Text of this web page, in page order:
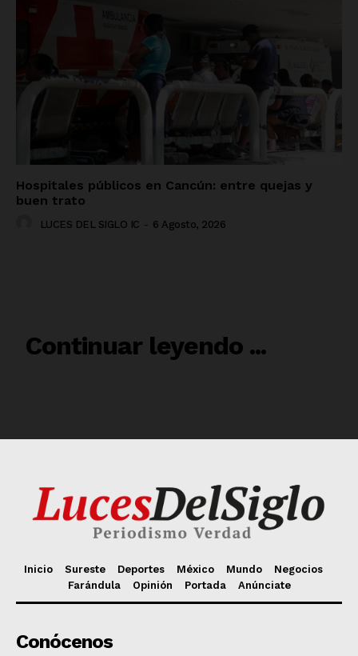
Inicio Sureste Deportes México Mundo
Negocios
Farándula
Opinión Portada Anúnciate
Conócenos